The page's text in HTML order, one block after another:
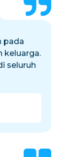
pada
keluarga.
seluruh